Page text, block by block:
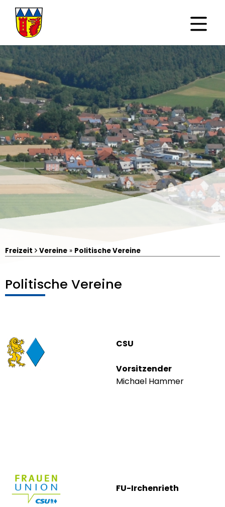
Freizeit Vereine » Politische Vereine
Politische Vereine
CSU
Vorsitzender
Michael Hammer
FU-Irchenrieth